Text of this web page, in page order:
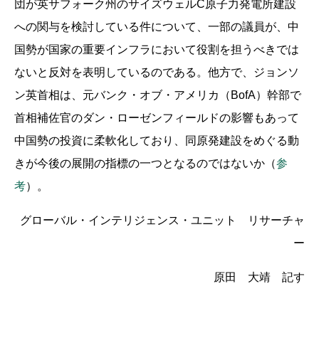
団が英サフォーク州のサイズウェルC原子力発電所建設
への関与を検討している件について、一部の議員が、中
国勢が国家の重要インフラにおいて役割を担うべきでは
ないと反対を表明しているのである。他方で、ジョンソ
ン英首相は、元バンク・オブ・アメリカ（BofA）幹部で
首相補佐官のダン・ローゼンフィールドの影響もあって
中国勢の投資に柔軟化しており、同原発建設をめぐる動
きが今後の展開の指標の一つとなるのではないか（参
考）。
グローバル・インテリジェンス・ユニット リサーチャ
ー
原田 大靖 記す